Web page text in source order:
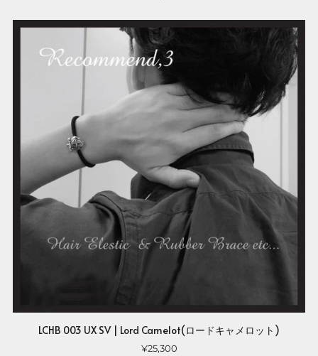
LCHB 003 UX SV | Lord Camelot(ロードキャメロット)
¥25,300